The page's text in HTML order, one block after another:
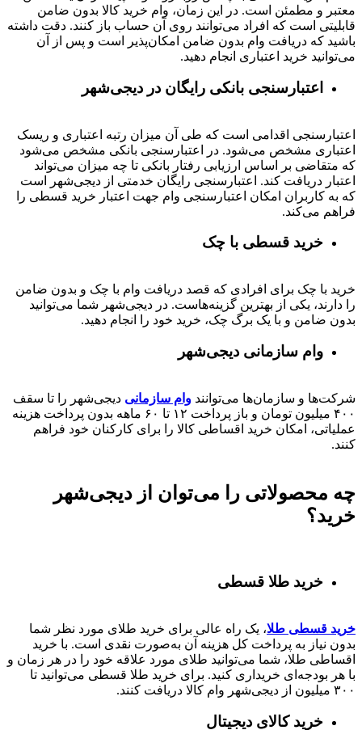
معتبر و مطمئن است. در این زمان، وام خرید کالا بدون ضامن
قابلیتی است که افراد می‌توانند روی آن حساب باز کنند. دقت داشته
باشید که دریافت وام بدون ضامن امکان‌پذیر است و پس از آن
می‌توانید خرید اعتباری انجام دهید.
اعتبارسنجی بانکی رایگان در دیجی‌شهر
اعتبارسنجی اقدامی است که طی آن میزان رتبه اعتباری و ریسک
اعتباری مشخص می‌شود. در اعتبارسنجی بانکی مشخص می‌شود
که متقاضی بر اساس ارزیابی رفتار بانکی تا چه میزان می‌تواند
اعتبار دریافت کند. اعتبارسنجی رایگان خدمتی از دیجی‌شهر است
که به کاربران امکان اعتبارسنجی وام جهت اعتبار خرید قسطی را
فراهم می‌کند.
خرید قسطی با چک
خرید با چک برای افرادی که قصد دریافت وام با چک و بدون ضامن
را دارند، یکی از بهترین گزینه‌هاست. در دیجی‌شهر شما می‌توانید
بدون ضامن و با یک برگ چک، خرید خود را انجام دهید.
وام سازمانی دیجی‌شهر
شرکت‌ها و سازمان‌ها می‌توانند وام سازمانی دیجی‌شهر را تا سقف
۴۰۰ میلیون تومان و باز پرداخت ۱۲ تا ۶۰
ماهه بدون پرداخت هزینه
عملیاتی، امکان خرید اقساطی کالا را برای کارکنان خود فراهم
کنند.
چه محصولاتی را می‌توان از دیجی‌شهر
خرید؟
خرید طلا قسطی
خرید قسطی طلا، یک راه عالی برای خرید طلای مورد نظر شما
بدون نیاز به پرداخت کل هزینه آن به‌صورت نقدی است. با خرید
اقساطی طلا، شما می‌توانید طلای مورد علاقه خود را در هر زمان و
با هر بودجه‌ای خریداری کنید. برای خرید طلا قسطی می‌توانید تا
۳۰۰ میلیون از دیجی‌شهر وام کالا دریافت کنند.
خرید کالای دیجیتال